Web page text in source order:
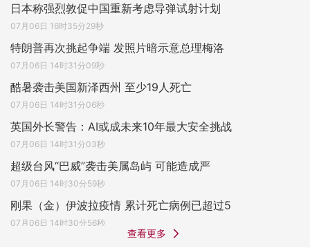
日本称强烈敦促中国重新考虑导弹试射计划
07月06日 16时35分29秒
特朗普再次挑起争端 发照片暗示意总理梅洛
07月06日 14时31分09秒
酷暑袭击美国新泽西州 至少19人死亡
07月06日 14时31分06秒
英国外长警告：AI或成未来10年最大安全挑战
07月06日 14时31分03秒
超级台风“巴威”袭击美属岛屿 可能造成严
07月06日 14时30分59秒
刚果（金）伊波拉疫情 累计死亡病例已超过5
07月06日 14时30分56秒
查看更多